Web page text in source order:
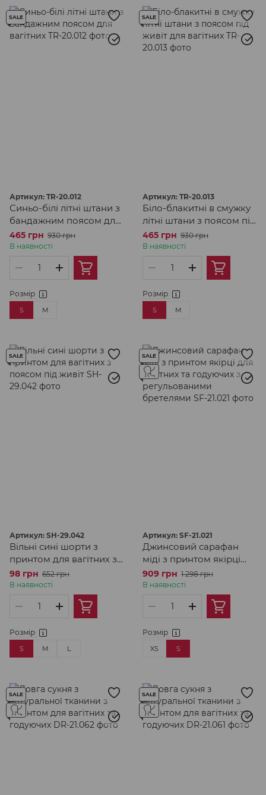
SALE
Артикул: TR-20.012
Синьо-білі літні штани з
бандажним поясом для
вагітних
465 грн 930 грн
В наявності
Розмір
S M
SALE
Артикул: TR-20.013
Біло-блакитні в смужку
літні штани з поясом під
живіт для вагітних
465 грн 930 грн
В наявності
Розмір
S M
SALE
Артикул: SH-29.042
Вільні сині шорти з
принтом для вагітних з
поясом під живіт
98 грн 652 грн
В наявності
Розмір
S M L
SALE
Артикул: SF-21.021
Джинсовий сарафан
міді з принтом якірці
для вагітних та
годуючих з
регульованими
бретелями
909 грн 1 298 грн
В наявності
Розмір
XS S
SALE SALE